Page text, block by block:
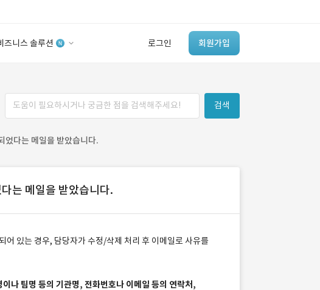
즈니스 솔루션 로그인 회원가입
안심 코드 케어
솔루션 마켓
유사사례 검색 AI
‘이런 거’ 만들어본
검색
었다는 메일을 받았습니다.
는 메일을 받았습니다.
어 있는 경우, 담당자가 수정/삭제 처리 후 이메일로 사유를
나 팀명 등의 기관명, 전화번호나 이메일 등의 연락처,